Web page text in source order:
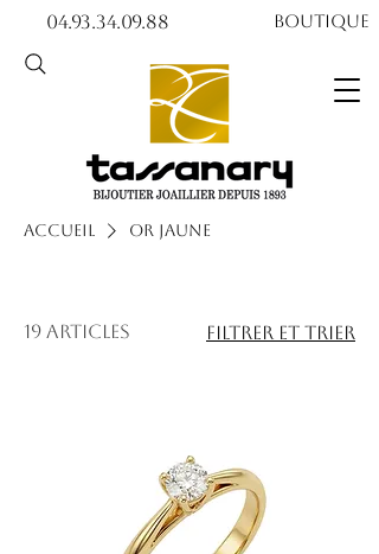
04.93.34.09.88​​ Boutique
Accueil Or jaune
19 articles Filtrer et trier